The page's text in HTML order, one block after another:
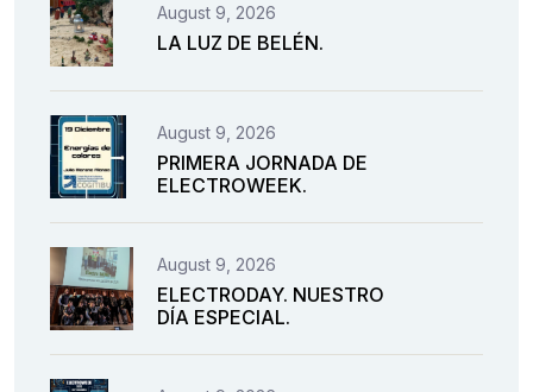
August 9, 2026
LA LUZ DE BELÉN.
August 9, 2026
PRIMERA JORNADA DE
ELECTROWEEK.
August 9, 2026
ELECTRODAY. NUESTRO
DÍA ESPECIAL.